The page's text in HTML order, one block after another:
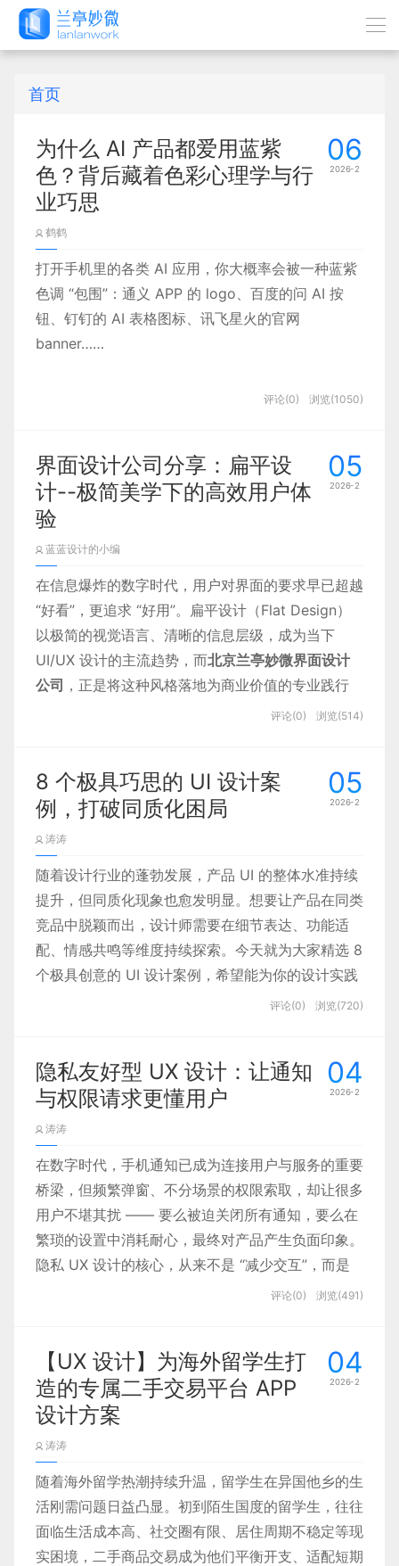
首页
06
2026-2
为什么 AI 产品都爱用蓝紫
色？背后藏着色彩心理学与行
业巧思
鹤鹤
打开手机里的各类 AI 应用，你大概率会被一种蓝紫
色调 “包围”：通义 APP 的 logo、百度的问 AI 按
钮、钉钉的 AI 表格图标、讯飞星火的官网
banner……
可用的色彩那么丰富，为何 AI 产品偏偏对蓝紫色
设计巧思。
一、色彩设计心理学：精准契
合 “稳重 + 创新” 的核心需求
想，而蓝紫色恰好精准踩中了 AI 产品最需要的两大
认知标签 ——“靠谱稳重” 与 “前沿创新”。
蓝色自带的 “信任感” 早已深入人心：支付宝用蓝色
传递安全可靠，多数科技品牌以蓝色彰显专业严谨，
AI 产品自然也借助这份 “信任红利”，让用户从视觉
上就先认可其技术实力。
但仅靠蓝色远远不够，AI 功能还需凸显 “新意”，避
免陷入传统科技产品的沉闷感。此时紫色的加入，恰
好补上了 “创新感” 的缺口：紫色由蓝色与红色调和
而成，既保留了蓝色的理性稳重，又融入了红色的活
力，却无红色的刺眼感，比蓝色多了几分创造力与神
这种 “理性基底 + 创新活力” 的双重质感，堪称为 AI
量身定制 ——AI 既要靠严谨算法体现逻辑，又要靠
创新功能吸引用户，蓝紫色的组合完美适配这一核心
特质。
评论(0) 浏览(1050)
05
2026-2
界面设计公司分享：扁平设
计--极简美学下的高效用户体
验
蓝蓝设计的小编
在信息爆炸的数字时代，用户对界面的要求早已超越
“好看”，更追求 “好用”。扁平设计（Flat Design）
以极简的视觉语言、清晰的信息层级，成为当下
UI/UX 设计的主流趋势，而北京兰亭妙微界面设计
公司 ，正是将这种风格落地为商业价值的专业践行
一、扁平设计：用极简，做高效
扁平设计的核心是 “去繁就简”，摒弃阴影、渐变、
纹理等拟物化装饰，以纯粹的二维形态、简洁的色彩
与排版，让用户快速聚焦核心信息。它的优势，正是
功能、一秒完成操作，降低认知成本。
多端适配更灵活：轻量化设计天然适配移动端、网
页端、桌面端，响应式布局更易实现，开发成本更
低。
品牌识别更清晰
让界面成为品牌的 “视觉名片”，强化用户记忆。
评论(0) 浏览(514)
05
2026-2
8 个极具巧思的 UI 设计案
例，打破同质化困局
涛涛
随着设计行业的蓬勃发展，产品 UI 的整体水准持续
提升，但同质化现象也愈发明显。想要让产品在同类
竞品中脱颖而出，设计师需要在细节表达、功能适
配、情感共鸣等维度持续探索。今天就为大家精选 8
个极具创意的 UI 设计案例，希望能为你的设计实践
评论(0) 浏览(720)
04
2026-2
隐私友好型 UX 设计：让通知
与权限请求更懂用户
涛涛
在数字时代，手机通知已成为连接用户与服务的重要
桥梁，但频繁弹窗、不分场景的权限索取，却让很多
用户不堪其扰 —— 要么被迫关闭所有通知，要么在
繁琐的设置中消耗耐心，最终对产品产生负面印象。
隐私 UX 设计的核心，从来不是 “减少交互”，而是
在尊重用户自主权的前提下，让通知和权限请求变得
参与度的通知与权限请求模式。
评论(0) 浏览(491)
04
2026-2
【UX 设计】为海外留学生打
造的专属二手交易平台 APP
设计方案
涛涛
随着海外留学热潮持续升温，留学生在异国他乡的生
活刚需问题日益凸显。初到陌生国度的留学生，往往
面临生活成本高、社交圈有限、居住周期不稳定等现
实困境，二手商品交易成为他们平衡开支、适配短期